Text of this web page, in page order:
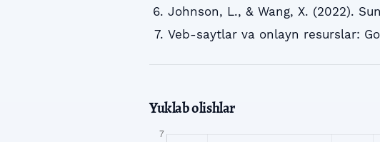
Johnson, L., & Wang, X. (2022).
Veb-saytlar va onlayn resurslar:
Yuklab olishlar